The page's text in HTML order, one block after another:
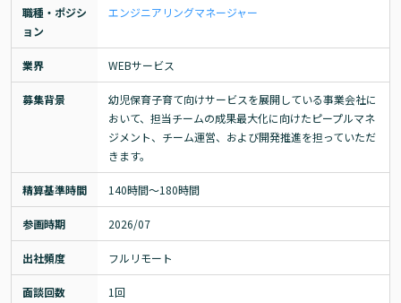
職種・ポジシ
ョン
エンジニアリングマネージャー
業界 WEBサービス
募集背景
幼児保育子育て向けサービスを展開している事業会社に
おいて、担当チームの成果最大化に向けたピープルマネ
ジメント、チーム運営、および開発推進を担っていただ
きます。
精算基準時間 140時間〜180時間
参画時期 2026/07
出社頻度 フルリモート
面談回数 1回